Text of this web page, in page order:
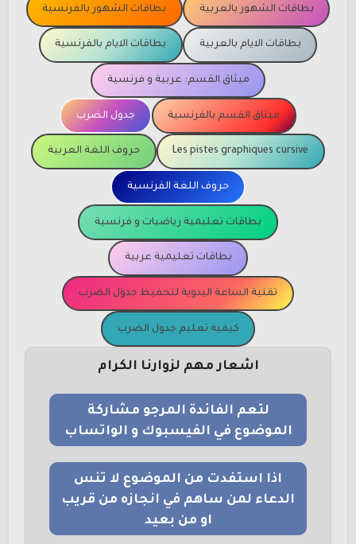
بطاقات الشهور بالعربية بطاقات الشهور بالفرنسية
بطاقات الايام بالعربية بطاقات الايام بالفرنسية
ميثاق القسم: عربية و فرنسية
ميثاق القسم بالفرنسية جدول الضرب
Les pistes graphiques cursive حروف اللغة العربية
حروف اللغة الفرنسية
بطاقات تعليمية رياضيات و فرنسية
بطاقات تعليمية عربية
تقنية الساعة اليدوية لتحفيظ جدول الضرب
كيفية تعليم جدول الضرب
اشعار مهم لزوارنا الكرام
لتعم الفائدة المرجو مشاركة
الموضوع في الفيسبوك و الواتساب
اذا استفدت من الموضوع لا تنس
الدعاء لمن ساهم في انجازه من قريب
او من بعيد